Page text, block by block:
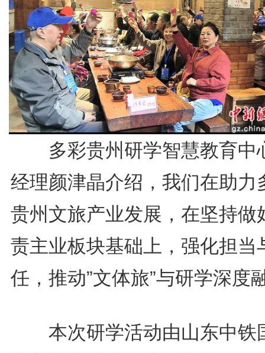
多彩贵州研学智慧教育中
经理颜津晶介绍，我们在助力
贵州文旅产业发展，在坚持做
责主业板块基础上，强化担当
任，推动”文体旅”与研学深度
本次研学活动由山东中铁